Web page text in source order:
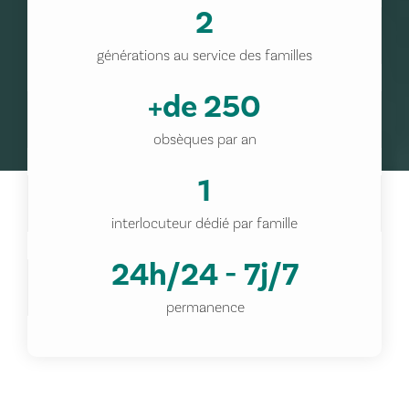
2
générations au service des familles
+de 250
obsèques par an
1
interlocuteur dédié par famille
24h/24 - 7j/7
permanence